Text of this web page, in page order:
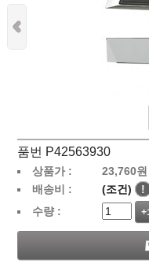
품번 P42563930
상품가 : 23,760원
배송비 :
(조건) !
수량 :